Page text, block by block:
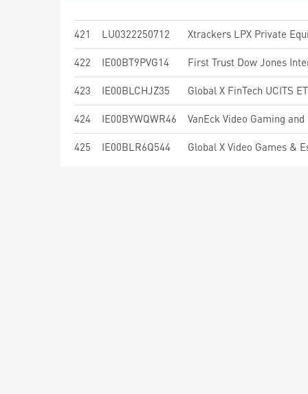
421 LU0322250712 Xtrackers LPX Private
422 IE00BT9PVG14
423 IE00BLCHJZ35 Global X FinTech UCITS
424 IE00BYWQWR46 VanEck Video Gaming
425 IE00BLR6Q544 Global X Video Games &